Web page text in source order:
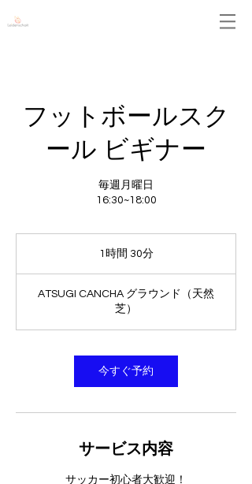
フットボールスク
ール ビギナー
毎週月曜日
16:30~18:00
1時間 30分1
0
ATSUGI CANCHA グラウンド（天然
芝）
今すぐ予約
サービス内容
サッカー初心者大歓迎！